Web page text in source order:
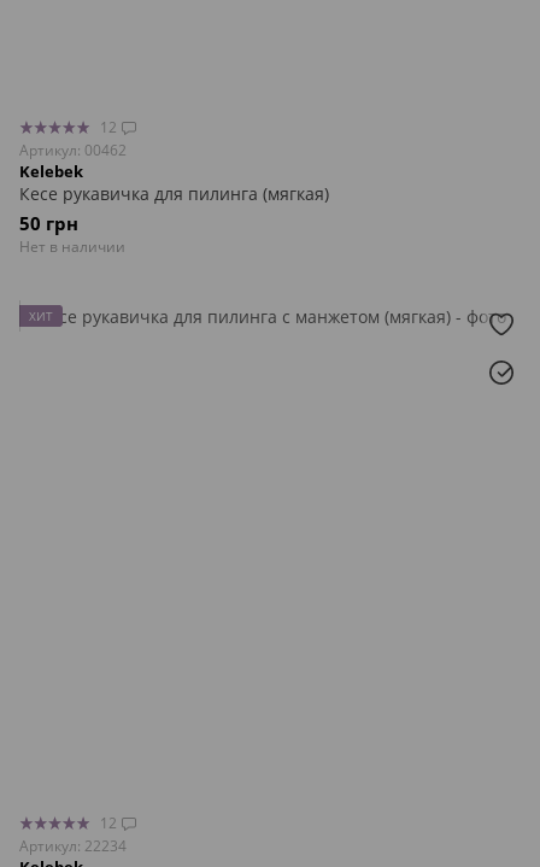
12
Артикул: 00462
Kelebek
Кесе рукавичка для пилинга (мягкая)
50 грн
Нет в наличии
ХИТ
12
Артикул: 22234